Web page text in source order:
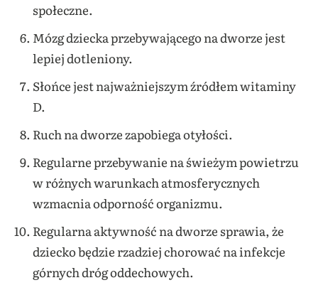
społeczne.
Mózg dziecka przebywającego na dworze jest
lepiej dotleniony.
Słońce jest najważniejszym źródłem witaminy
D.
Ruch na dworze zapobiega otyłości.
Regularne przebywanie na świeżym powietrzu
w różnych warunkach atmosferycznych
wzmacnia odporność organizmu.
Regularna aktywność na dworze sprawia, że
dziecko będzie rzadziej chorować na infekcje
górnych dróg oddechowych.